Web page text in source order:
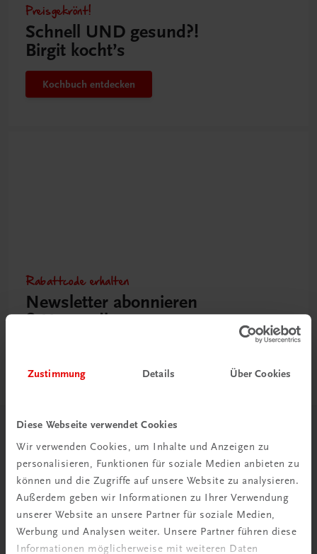
Zustimmung Details Über Cookies
Diese Webseite verwendet Cookies
Wir verwenden Cookies, um Inhalte und Anzeigen zu
personalisieren, Funktionen für soziale Medien anbieten zu
können und die Zugriffe auf unsere Website zu analysieren.
Außerdem geben wir Informationen zu Ihrer Verwendung
unserer Website an unsere Partner für soziale Medien,
Werbung und Analysen weiter. Unsere Partner führen diese
Informationen möglicherweise mit weiteren Daten
Preisgekrönt!
Schnell UND gesund?!
Birgit kocht’s
Kochbuch entdecken
Rabattcode erhalten
Newsletter abonnieren
& Versandkosten sparen
Herzlich willkommen bei TRAUNER!
Wir über uns